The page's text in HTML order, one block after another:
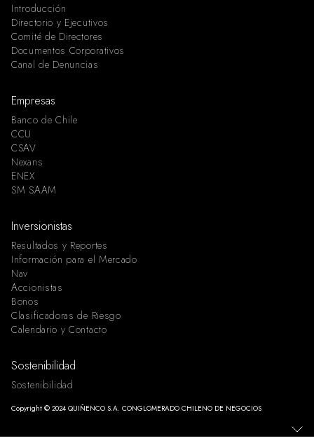
Introducción
Directorio y Ejecutivos
Comité de Directores
Documentos Corporativos
Canal de Denuncias
Empresas
Banco de Chile
CCU
CSAV
Nexans
ENEX
SM SAAM
Inversionistas
Resultados y Reportes
Información para el Mercado
Nav
Accionistas
Bonos
Clasificadoras de Riesgo
Calendario y Contacto
Sostenibilidad
Sostenibilidad
Copyright © 2024 QUIÑENCO S.A. CONGLOMERADO CHILENO DE NEGOCIOS